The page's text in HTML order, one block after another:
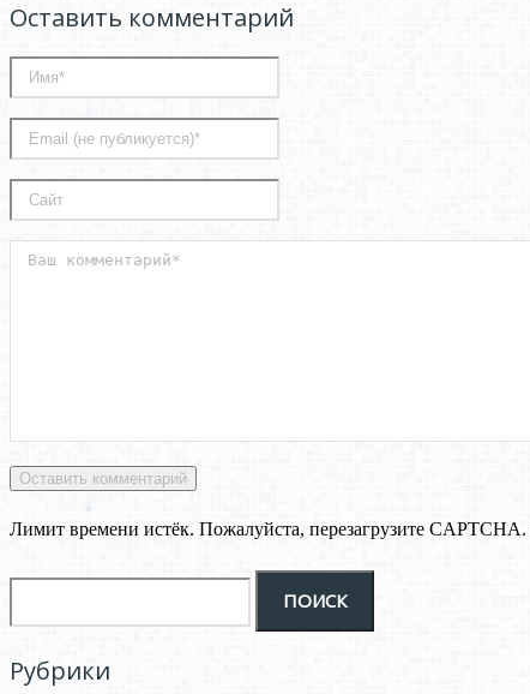
Оставить комментарий
Лимит времени истёк. Пожалуйста, перезагрузите CAPTCHA.
Рубрики